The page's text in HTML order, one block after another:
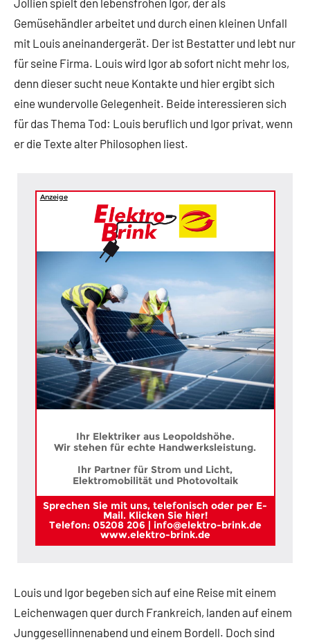
Gemüsehändler arbeitet und durch einen kleinen Unfall
mit Louis aneinandergerät. Der ist Bestatter und lebt nur
für seine Firma. Louis wird Igor ab sofort nicht mehr los,
denn dieser sucht neue Kontakte und hier ergibt sich
eine wundervolle Gelegenheit. Beide interessieren sich
für das Thema Tod: Louis beruflich und Igor privat, wenn
er die Texte alter Philosophen liest.
Anzeige
Ihr Elektriker aus Leopoldshöhe.
Wir stehen für echte Handwerksleistung.
Ihr Partner für Strom und Licht,
Elektromobilität und Photovoltaik
Sprechen Sie mit uns, telefonisch oder per E-
Mail. Klicken Sie hier!
Telefon: 05208 206 | info@elektro-brink.de
www.elektro-brink.de
Louis und Igor begeben sich auf eine Reise mit einem
Leichenwagen quer durch Frankreich, landen auf einem
Junggesellinnenabend und einem Bordell. Doch sind